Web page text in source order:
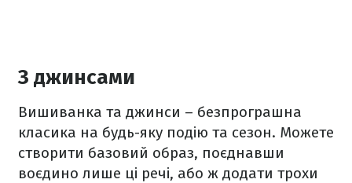
З джинсами
Вишиванка та джинси – безпрограшна
класика на будь-яку подію та сезон. Можете
створити базовий образ, поєднавши
воєдино лише ці речі, або ж додати трохи